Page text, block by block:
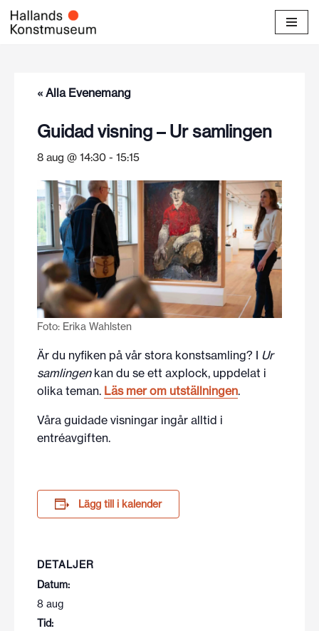
Hoppa
« Alla Evenemang
Guidad visning – Ur samlingen
8 aug @ 14:30 - 15:15
Foto: Erika Wahlsten
Är du nyfiken på vår stora konstsamling? I Ur
samlingenkan du se ett axplock, uppdelat i
olika teman. Läs mer om utställningen.
Våra guidade visningar ingår alltid i
entréavgiften.
Lägg till i kalender
DETALJER
Datum:
8 aug
Tid: